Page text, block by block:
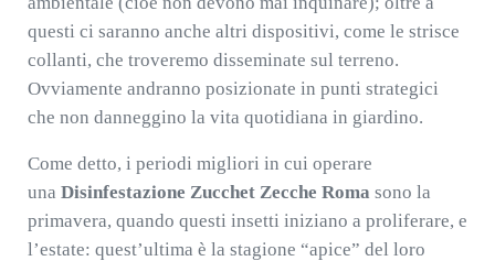
questi ci saranno anche altri dispositivi, come le strisce
collanti, che troveremo disseminate sul terreno.
Ovviamente andranno posizionate in punti strategici
che non danneggino la vita quotidiana in giardino.
Come detto, i periodi migliori in cui operare
una Disinfestazione Zucchet Zecche Roma sono la
primavera, quando questi insetti iniziano a proliferare, e
l’estate: quest’ultima è la stagione “apice” del loro